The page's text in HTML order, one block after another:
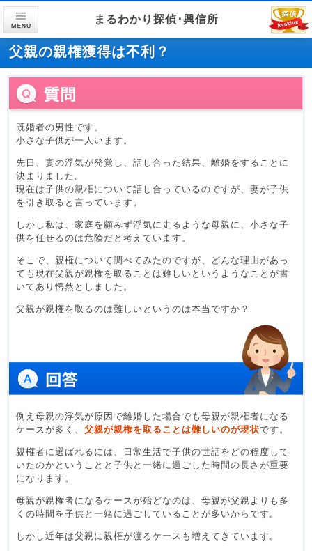
まるわかり探偵･興信所
父親の親権獲得は不利？
既婚者の男性です。
小さな子供が一人います。
先日、妻の浮気が発覚し、話し合った結果、離婚をすることに
決まりました。
現在は子供の親権について話し合っているのですが、妻が子供
を引き取ると言っています。
しかし私は、家庭を顧みず浮気に走るような母親に、小さな子
供を任せるのは危険だと考えています。
そこで、親権について調べてみたのですが、どんな理由があっ
ても現在父親が親権を取ることは難しいというようなことが書
いてあり愕然としました。
父親が親権を取るのは難しいというのは本当ですか？
例え母親の浮気が原因で離婚した場合でも母親が親権者になる
ケースが多く、 父親が親権を取ることは難しいのが現状です。
親権者に選ばれるには、日常生活で子供の世話をどの程度して
いたのかということと子供と一緒に過ごした時間の長さが重要
になります。
母親が親権者になるケースが殆どなのは、母親が父親よりも多
くの時間を子供と一緒に過ごしていることが多いからです。
しかし近年は父親に親権が渡るケースも増えてきています。